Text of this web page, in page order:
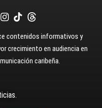
contenidos informativos y
crecimiento en audiencia en
caribeña.